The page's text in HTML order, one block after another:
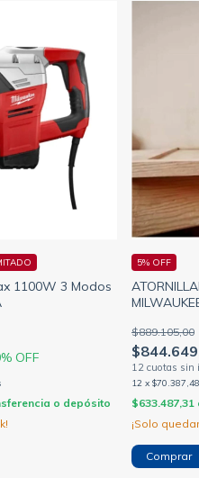
1100W 3 Modos
% OFF
o depósito
$889.105,00
12 x $70.387,48
5% OFF
$633.487,31
¡Solo
Comprar